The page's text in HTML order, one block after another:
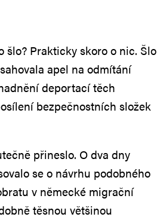
šlo? Prakticky skoro o nic. Šlo
apel na odmítání
deportací těch
bezpečnostních složek
přineslo. O dva dny
se o návrhu podobného
v německé migrační
těsnou většinou